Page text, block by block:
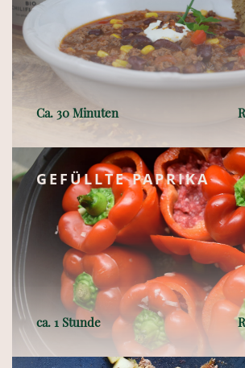
Ca. 30 Minuten
GEFÜLLTE PAPRIKA
ca. 1 Stunde